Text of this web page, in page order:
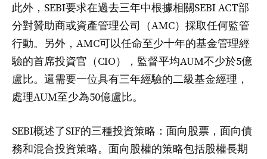
此外，SEBI要求在過去三年中根據相關SEBI ACT部
分對贊助商或資產管理公司（AMC）採取任何監管
行動。另外，AMC可以任命至少十年的基金管理經
驗的首席投資官（CIO），監督平均AUM不少於5億
盧比。還需要一位具有三年經驗的二級基金經理，
處理AUM至少為50億盧比。
SEBI概述了SIF的三種投資策略：面向股票，面向債
務和混合投資策略。面向股權的策略包括股權長期